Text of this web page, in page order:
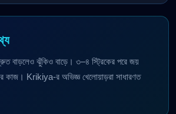
বাড়লেও ঝুঁকিও বাড়ে। ৩–৪ স্ট্রিকের পরে জয়
কাজ। Krikiya-র অভিজ্ঞ খেলোয়াড়রা সাধারণত